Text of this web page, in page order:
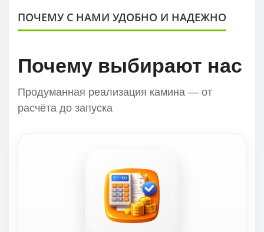
ПОЧЕМУ С НАМИ УДОБНО И НАДЕЖНО
Почему выбирают нас
Продуманная реализация камина — от
расчёта до запуска